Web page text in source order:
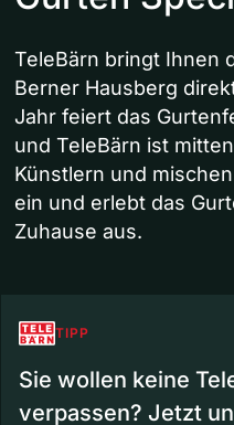
TeleBärn bringt Ihnen
Berner Hausberg
Jahr feiert das
und TeleBärn ist
Künstlern und
ein und erlebt das
Zuhause aus.
TIPP
Sie wollen keine
verpassen? Jetzt